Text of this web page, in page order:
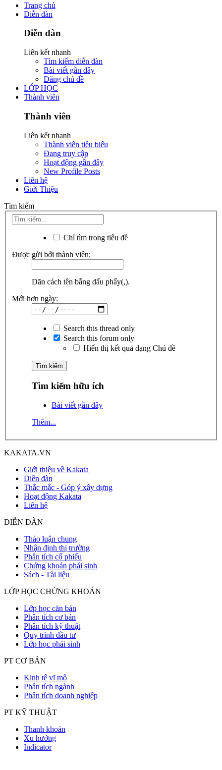
Trang chủ
Diễn đàn
Diễn đàn
Liên kết nhanh
Tìm kiếm diễn đàn
Bài viết gần đây
Đăng chủ đề
LỚP HỌC
Thành viên
Thành viên
Liên kết nhanh
Thành viên tiêu biểu
Đang truy cập
Hoạt động gần đây
New Profile Posts
Liên hệ
Giới Thiệu
Tìm kiếm
Chỉ tìm trong tiêu đề
Được gửi bởi thành viên:
Dãn cách tên bằng dấu phẩy(,).
Mới hơn ngày:
Search this thread only
Search this forum only
Hiển thị kết quả dạng Chủ đề
Tìm kiếm hữu ích
Bài viết gần đây
Thêm...
KAKATA.VN
Giới thiệu về Kakata
Diễn đàn
Thắc mắc - Góp ý xây dựng
Hoạt động Kakata
Liên hệ
DIỄN ĐÀN
Thảo luận chung
Nhận định thị trường
Phân tích cổ phiếu
Chứng khoán phái sinh
Sách - Tài liệu
LỚP HỌC CHỨNG KHOÁN
Lớp học căn bản
Phân tích cơ bản
Phân tích kỹ thuật
Quy trình đầu tư
Lớp học phái sinh
PT CƠ BẢN
Kinh tế vĩ mô
Phân tích ngành
Phân tích doanh nghiệp
PT KỸ THUẬT
Thanh khoản
Xu hướng
Indicator